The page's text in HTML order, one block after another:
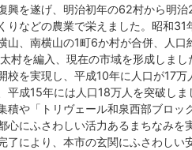
興を遂げ、明治初年の62村から明
りなどの農業で栄えました。昭和
山、南横山の1町6か村が合併、人
村を編入、現在の市域を形成しま
校を実現し、平成10年に人口が17
平成15年には人口18万人を突破し
積や「トリヴェール和泉西部ブロッ
心にふさわしい活力あるまちなみ
了により、本市の玄関にふさわしい